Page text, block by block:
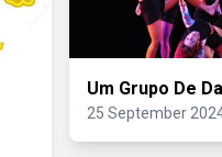
Um Grupo De
25 September